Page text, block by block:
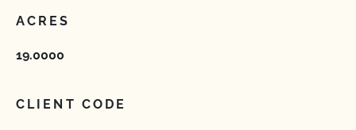
ACRES
19.0000
CLIENT CODE